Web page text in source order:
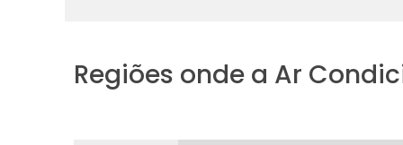
Planejamento: Antes de iniciar a
Regiões onde a Ar